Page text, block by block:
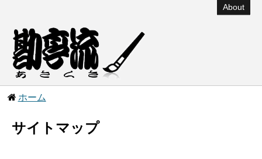
About
ホーム
サイトマップ